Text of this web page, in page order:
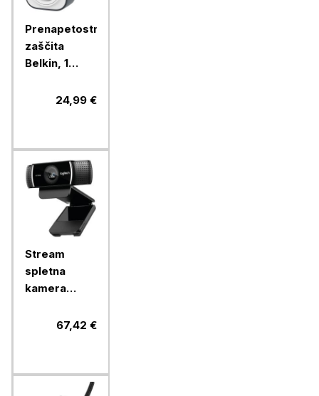
Prenapetostna
zaščita
Belkin, 1
2,4A USB24,99 €
Stream
spletna
kamera
C922 PRO
67,42 €